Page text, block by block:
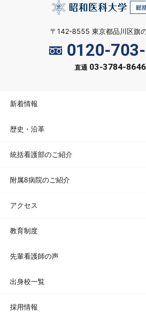
〒142-8555 東京都品川区旗
0120-
直通 03-3784-8646
新着情報
歴史・沿革
統括看護部のご紹介
附属8病院のご紹介
アクセス
教育制度
先輩看護師の声
出身校一覧
採用情報